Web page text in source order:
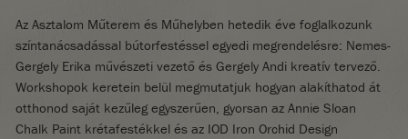
Az Asztalom Műterem és Műhelyben hetedik éve foglalkozunk
színtanácsadással bútorfestéssel egyedi megrendelésre: Nemes-
Gergely Erika művészeti vezető és Gergely Andi kreatív tervező.
Workshopok keretein belül megmutatjuk hogyan alakíthatod át
otthonod saját kezűleg egyszerűen, gyorsan az Annie Sloan
Chalk Paint krétafestékkel és az IOD Iron Orchid Design